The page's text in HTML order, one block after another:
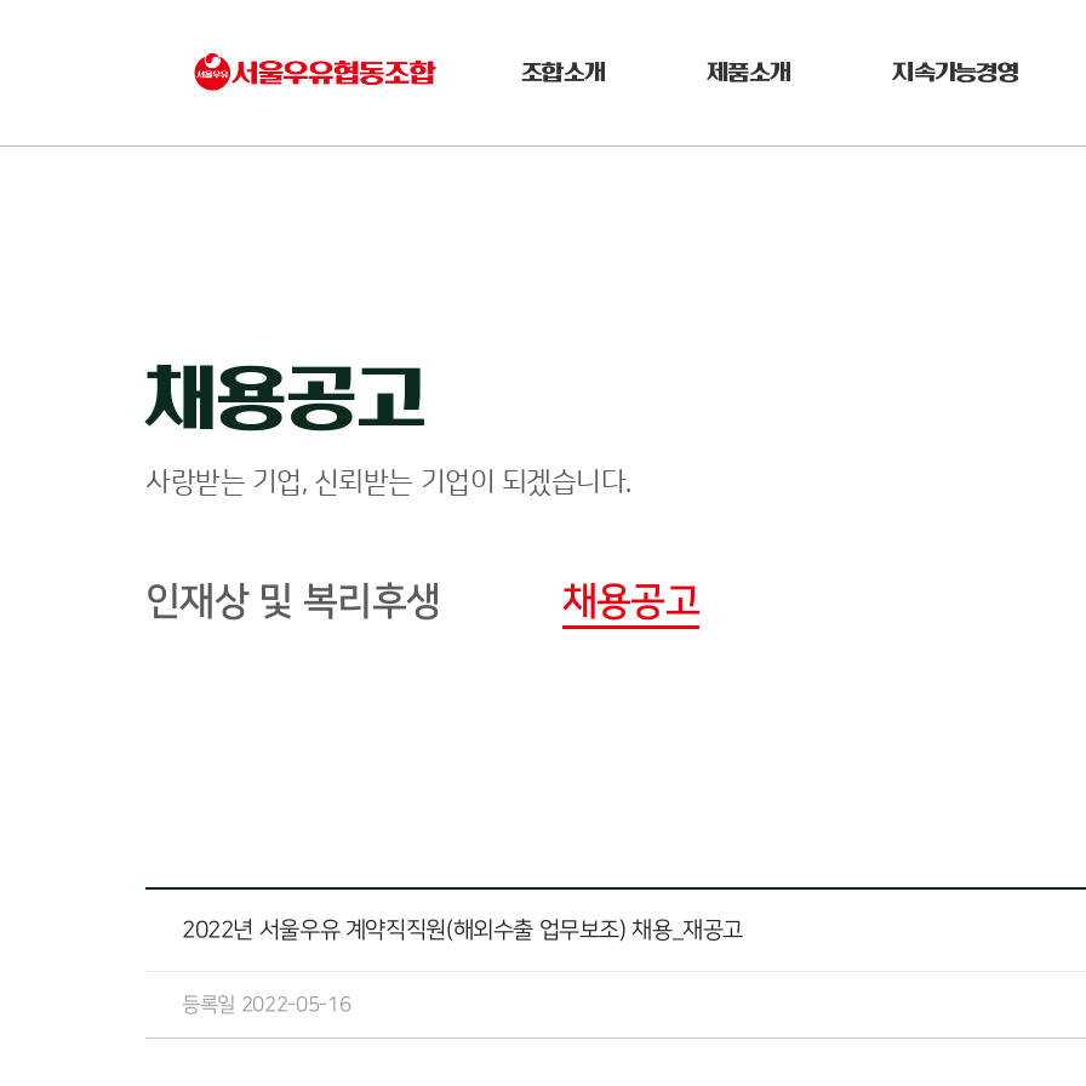
조합소개 제품소개 지속가능경영
채용공고
사랑받는 기업, 신뢰받는 기업이 되겠습니다.
인재상 및 복리후생 채용공고
2022년 서울우유 계약직직원(해외수출 업무보조) 채용_재공고
등록일 2022-05-16